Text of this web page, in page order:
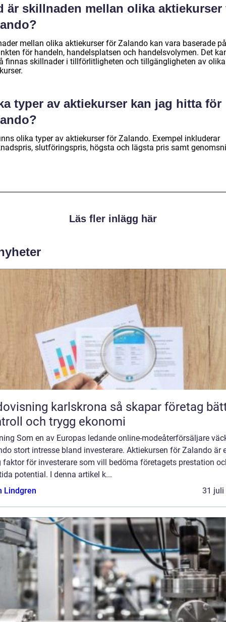
är skillnaden mellan olika aktiekurser
mellan olika aktiekurser för Zalando kan vara baserade på
för handeln, handelsplatsen och handelsvolymen. Det
finnas skillnader i tillförlitligheten och tillgängligheten av olika
typer av aktiekurser kan jag hitta för
olika typer av aktiekurser för Zalando. Exempel inkluderar
slutföringspris, högsta och lägsta pris samt
Läs fler inlägg här
karlskrona så skapar företag bättre
och trygg ekonomi
Som en av Europas ledande online-modeåterförsäljare
stort intresse bland investerare. Aktiekursen för Zalando är
faktor för investerare som vill bedöma företagets prestation
potential. I denna artikel k...
Lindgren
31 juli